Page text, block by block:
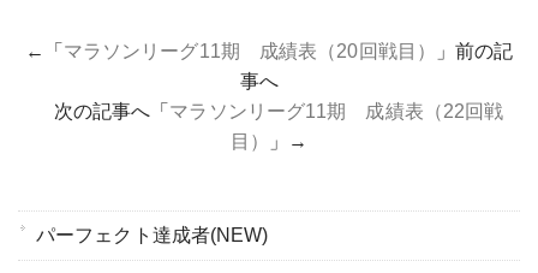
←「 マラソンリーグ11期 成績表（20回戦目）
」前の記
事へ
次の記事へ「 マラソンリーグ11期 成績表（22回戦
目）
」→
パーフェクト達成者(NEW)